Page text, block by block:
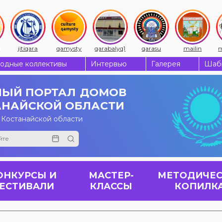
jitiqara qamysty qarabalyq1 qarasu mailin
коллективы Интервью Галерея
ПОРТАЛ ДОМОВ
ОБЛАСТИ
области
И
МАСТЕР-
КЛАССЫ